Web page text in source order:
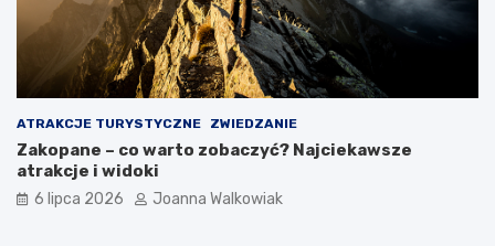
ATRAKCJE TURYSTYCZNE ZWIEDZANIE
Zakopane – co warto zobaczyć? Najciekawsze
atrakcje i widoki
6 lipca 2026 Joanna Walkowiak